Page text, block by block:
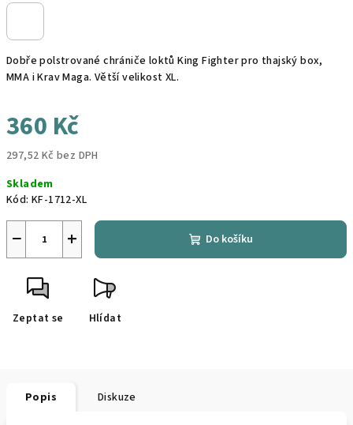
Dobře polstrované chrániče loktů King Fighter pro thajský box,
MMA i Krav Maga. Větší velikost XL.
360 Kč
297,52 Kč bez DPH
cena:
Skladem
Kód: KF-1712-XL
+
− Do košíku
Zeptat se Hlídat
Popis Diskuze